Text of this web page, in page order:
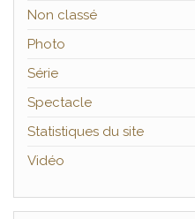
Non classé
Photo
Série
Spectacle
Statistiques du site
Vidéo